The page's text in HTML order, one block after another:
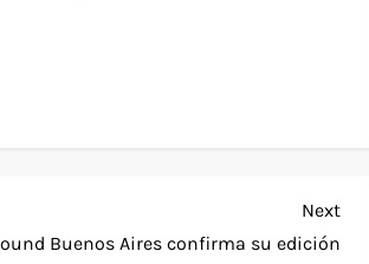
Next
Post
Next
Buenos Aires confirma su edición